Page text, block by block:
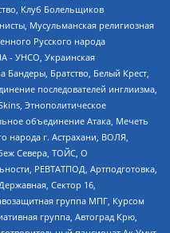
Клуб Болельщиков
Мусульманская религиозная
Русского народа
- УНСО, Украинская
Бандеры, Братство, Белый Крест,
последователей инглиизма,
Этнополитическое
объединение Атака, Мечеть
народа г. Астрахани, ВОЛЯ,
Севера, ТОЙС, О
РЕВТАТПОД, Артподготовка,
Сектор 16,
группа МПГ, Курсом
группа, Автоград Крю,